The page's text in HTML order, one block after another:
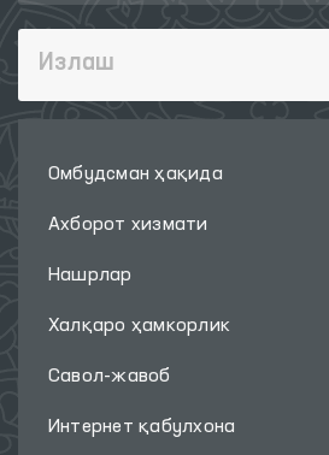
Омбудсман ҳақида
Ахборот хизмати
Нашрлар
Халқаро ҳамкорлик
Савол-жавоб
Интернет қабулхона